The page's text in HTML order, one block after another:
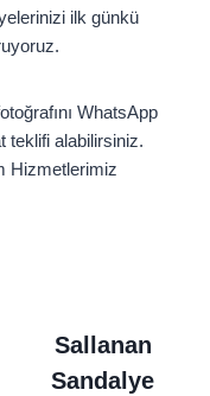
ilk günkü
WhatsApp
teklifi alabilirsiniz.
Hizmetlerimiz
Sallanan
Sandalye